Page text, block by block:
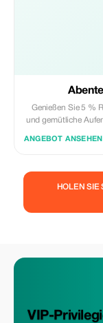
Genießen Sie 5 %
und gemütliche
ANGEBOT ANSEHEN
HOLEN SIE
VIP-